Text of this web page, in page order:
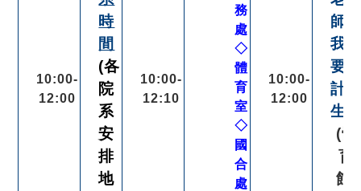
10:00-
12:00
時
間
(各
院
系
安
排
地
10:00-
12:10
務
處
◇
體
育
室
◇
國
合
處
10:00-
12:00
師
我
要
計
生
(體
育
館)